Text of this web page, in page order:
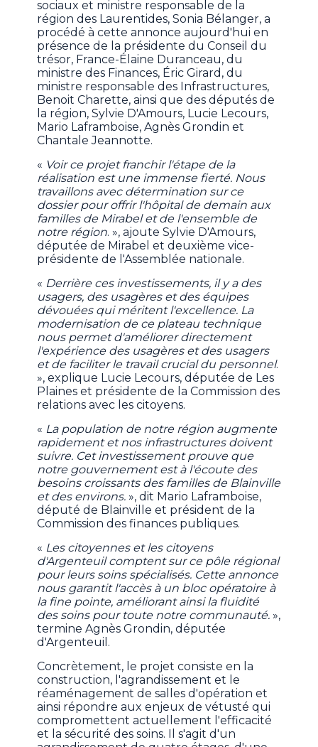
sociaux et ministre responsable de la
région des Laurentides, Sonia Bélanger, a
procédé à cette annonce aujourd'hui en
présence de la présidente du Conseil du
trésor, France-Élaine Duranceau, du
ministre des Finances, Éric Girard, du
ministre responsable des Infrastructures,
Benoit Charette, ainsi que des députés de
la région, Sylvie D'Amours, Lucie Lecours,
Mario Laframboise, Agnès Grondin et
Chantale Jeannotte.
« Voir ce projet franchir l'étape de la
réalisation est une immense fierté. Nous
travaillons avec détermination sur ce
dossier pour offrir l'hôpital de demain aux
familles de Mirabel et de l'ensemble de
notre région. », ajoute Sylvie D'Amours,
députée de Mirabel et deuxième vice-
présidente de l'Assemblée nationale.
« Derrière ces investissements, il y a des
usagers, des usagères et des équipes
dévouées qui méritent l'excellence. La
modernisation de ce plateau technique
nous permet d'améliorer directement
l'expérience des usagères et des usagers
et de faciliter le travail crucial du personnel.
», explique Lucie Lecours, députée de Les
Plaines et présidente de la Commission des
relations avec les citoyens.
« La population de notre région augmente
rapidement et nos infrastructures doivent
suivre. Cet investissement prouve que
notre gouvernement est à l'écoute des
besoins croissants des familles de Blainville
et des environs. », dit Mario Laframboise,
député de Blainville et président de la
Commission des finances publiques.
« Les citoyennes et les citoyens
d'Argenteuil comptent sur ce pôle régional
pour leurs soins spécialisés. Cette annonce
nous garantit l'accès à un bloc opératoire à
la fine pointe, améliorant ainsi la fluidité
des soins pour toute notre communauté.»,
termine Agnès Grondin, députée
d'Argenteuil.
Concrètement, le projet consiste en la
construction, l'agrandissement et le
réaménagement de salles d'opération et
ainsi répondre aux enjeux de vétusté qui
compromettent actuellement l'efficacité
et la sécurité des soins. Il s'agit d'un